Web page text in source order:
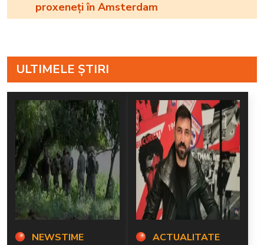
proxeneți în Amsterdam
ULTIMELE ȘTIRI
NEWSTIME
ACTUALITATE